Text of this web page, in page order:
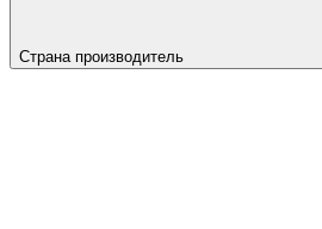
Страна производитель